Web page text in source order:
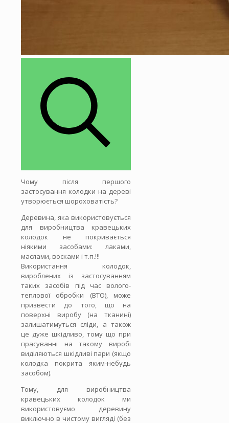
Чому після першого
застосування колодки на дереві
утворюється шороховатість?
Деревина, яка використовується
для виробництва кравецьких
колодок не покривається
ніякими засобами: лаками,
маслами, восками і т.п.!!!
Використання колодок,
вироблених із застосуванням
таких засобів під час волого-
теплової обробки (ВТО), може
призвести до того, що на
поверхні виробу (на тканині)
залишатимуться сліди, а також
це дуже шкідливо, тому що при
прасуванні на такому виробі
виділяються шкідливі пари (якщо
колодка покрита яким-небудь
засобом).
Тому, для виробництва
кравецьких колодок ми
використовуємо деревину
виключно в чистому вигляді (без